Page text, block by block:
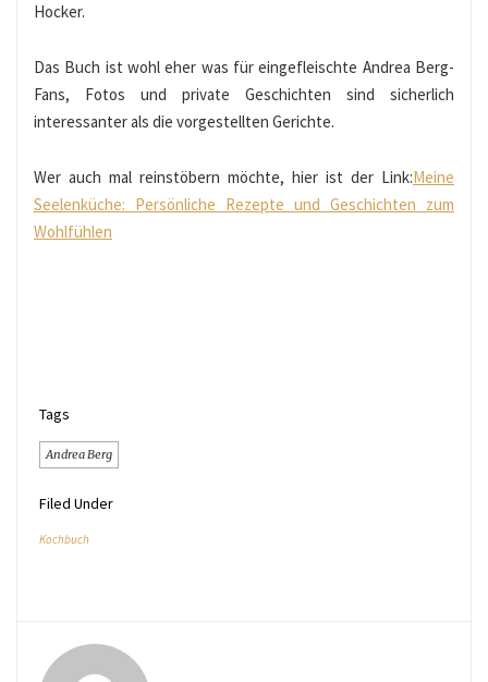
Hocker.
Das Buch ist wohl eher was für eingefleischte Andrea Berg-
Fans, Fotos und private Geschichten sind sicherlich
interessanter als die vorgestellten Gerichte.
Wer auch mal reinstöbern möchte, hier ist der Link:Meine
Seelenküche: Persönliche Rezepte und Geschichten zum
Wohlfühlen
Tags
Andrea Berg
Filed Under
Kochbuch